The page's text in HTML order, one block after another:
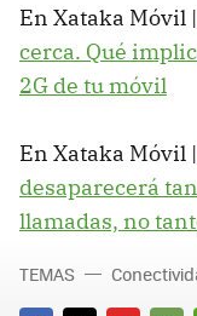
En Xataka Móvil |
cerca. Qué
2G de tu móvil
En Xataka Móvil |
desaparecerá
llamadas, no
TEMAS